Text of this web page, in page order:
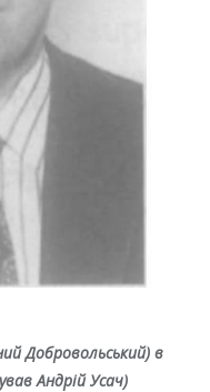
Добровольський) в
Андрій Усач)